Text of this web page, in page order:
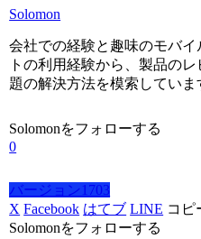
Solomon
会社での経験と趣味のモバイ
トの利用経験から、製品のレ
題の解決方法を模索していま
Solomonをフォローする
0
バージョン1703
X Facebook はてブ LINE コピ
Solomonをフォローする